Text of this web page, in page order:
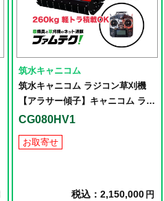
筑水キャニコム
筑水キャニコム ラジコン草刈機
【アラサー傾子】キャニコム ラジ
コン草刈機【アラサー傾子】
CG080HV1
お取寄せ
税込：2,150,000 円